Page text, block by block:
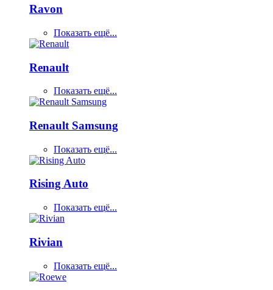
Ravon
Показать ещё...
Renault
Показать ещё...
Renault Samsung
Показать ещё...
Rising Auto
Показать ещё...
Rivian
Показать ещё...